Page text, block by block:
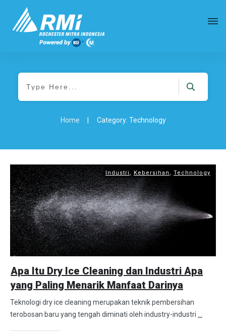
Home Category: Technology
Industri , Kebersihan , Technology
Apa Itu Dry Ice Cleaning dan Industri Apa
yang Paling Menarik Manfaat Darinya
Teknologi dry ice cleaning merupakan teknik pembersihan
terobosan baru yang tengah diminati oleh industry-industri ...